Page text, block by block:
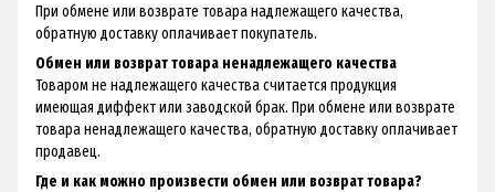
При обмене или возврате товара надлежащего качества,
обратную доставку оплачивает покупатель.
Обмен или возврат товара ненадлежащего качества
Товаром не надлежащего качества считается продукция
имеющая диффект или заводской брак. При обмене или возврате
товара ненадлежащего качества, обратную доставку оплачивает
продавец.
Где и как можно произвести обмен или возврат товара?